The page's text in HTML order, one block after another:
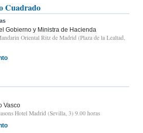
Cuadrado
Gobierno y Ministra de Hacienda
Oriental Ritz de Madrid (Plaza de la Lealtad,
Vasco
Hotel Madrid (Sevilla, 3) 9.00 horas